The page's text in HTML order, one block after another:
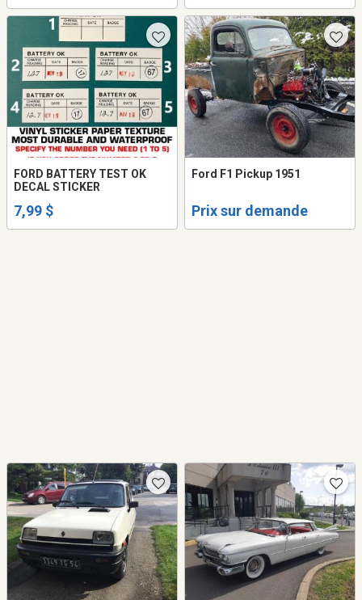
FORD BATTERY TEST OK
DECAL STICKER
7,99 $
Ford F1 Pickup 1951
Prix sur demande